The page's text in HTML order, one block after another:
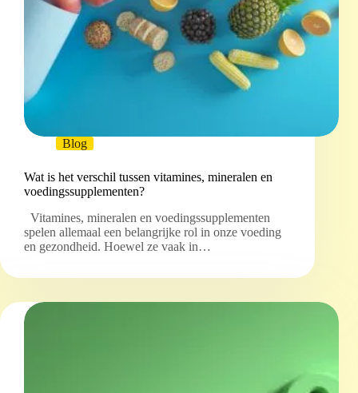
Blog
Wat is het verschil tussen vitamines, mineralen en
voedingssupplementen?
Vitamines, mineralen en voedingssupplementen
spelen allemaal een belangrijke rol in onze voeding
en gezondheid. Hoewel ze vaak in…